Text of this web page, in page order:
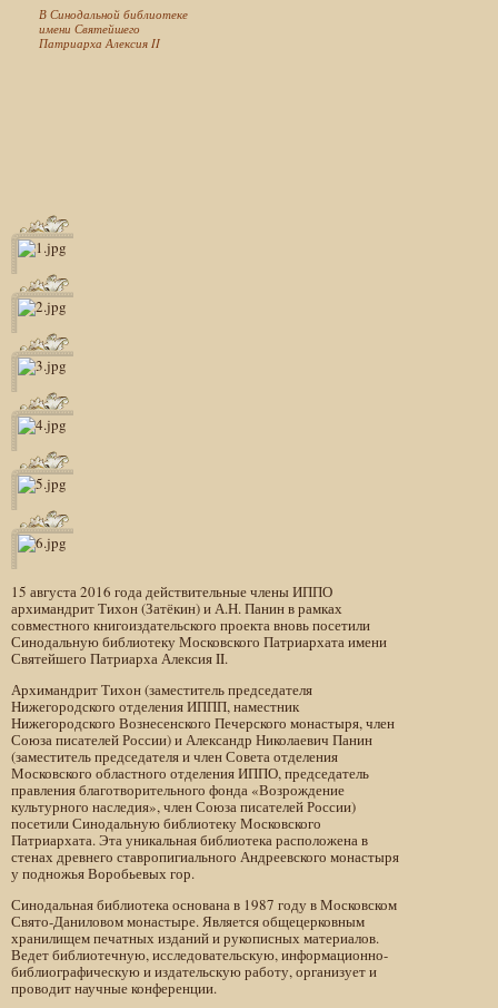
В Синодальной библиотеке
имени Святейшего
Патриарха Алексия II
15 августа 2016 года действительные члены ИППО
архимандрит Тихон (Затёкин) и А.Н. Панин в рамках
совместного книгоиздательского проекта вновь посетили
Синодальную библиотеку Московского Патриархата имени
Святейшего Патриарха Алексия II.
Архимандрит Тихон (заместитель председателя
Нижегородского отделения ИППП, наместник
Нижегородского Вознесенского Печерского монастыря, член
Союза писателей России) и Александр Николаевич Панин
(заместитель председателя и член Совета отделения
Московского областного отделения ИППО, председатель
правления благотворительного фонда «Возрождение
культурного наследия», член Союза писателей России)
посетили Синодальную библиотеку Московского
Патриархата. Эта уникальная библиотека расположена в
стенах древнего ставропигиального Андреевского монастыря
у подножья Воробьевых гор.
Синодальная библиотека основана в 1987 году в Московском
Свято-Даниловом монастыре. Является общецерковным
хранилищем печатных изданий и рукописных материалов.
Ведет библиотечную, исследовательскую, информационно-
библиографическую и издательскую работу, организует и
проводит научные конференции.